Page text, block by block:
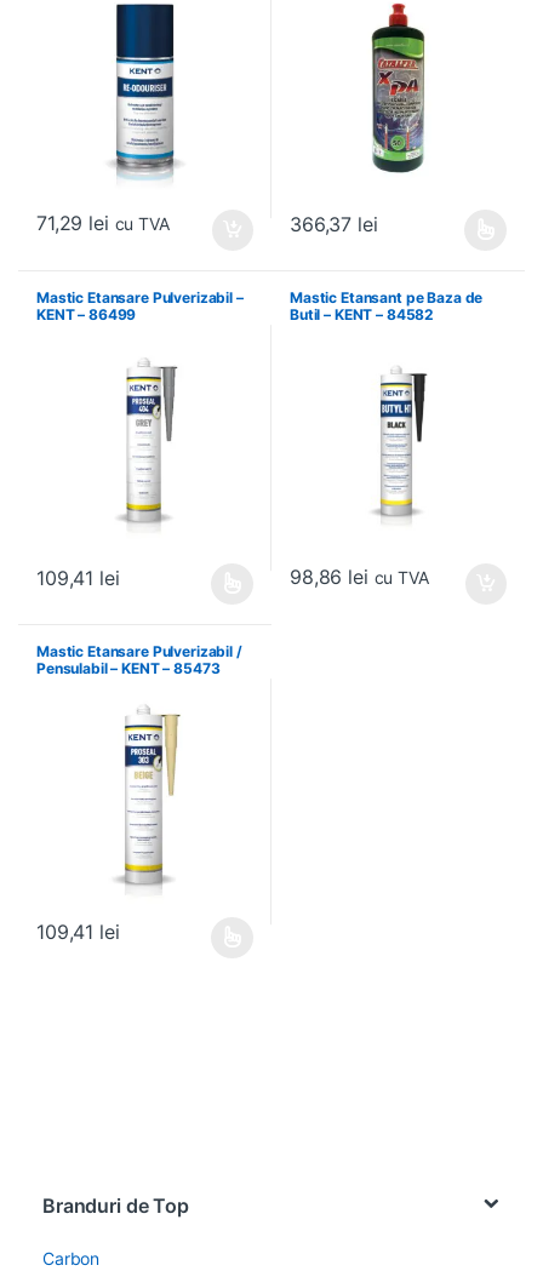
71,29 lei cu TVA 366,37 lei
Mastic Etansare Pulverizabil –
KENT – 86499
109,41 lei
Mastic Etansant pe Baza de
Butil – KENT – 84582
98,86 lei cu TVA
Mastic Etansare Pulverizabil /
Pensulabil – KENT – 85473
109,41 lei
Branduri de Top
Carbon